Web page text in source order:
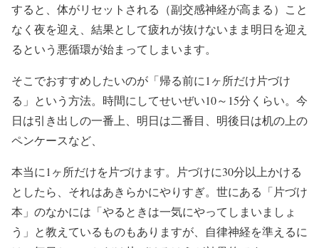
すると、体がリセットされる（副交感神経が高まる）こと
なく夜を迎え、結果として疲れが抜けないまま明日を迎え
るという悪循環が始まってしまいます。
そこでおすすめしたいのが「帰る前に1ヶ所だけ片づけ
る」という方法。時間にしてせいぜい10～15分くらい。今
日は引き出しの一番上、明日は二番目、明後日は机の上の
ペンケースなど、
本当に1ヶ所だけを片づけます。片づけに30分以上かける
としたら、それはあきらかにやりすぎ。世にある「片づけ
本」のなかには「やるときは一気にやってしまいましょ
う」と教えているものもありますが、自律神経を準えるに